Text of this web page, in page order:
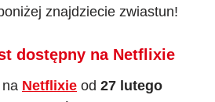
znajdziecie zwiastun!
dostępny na Netflixie
Netflixie od 27 lutego